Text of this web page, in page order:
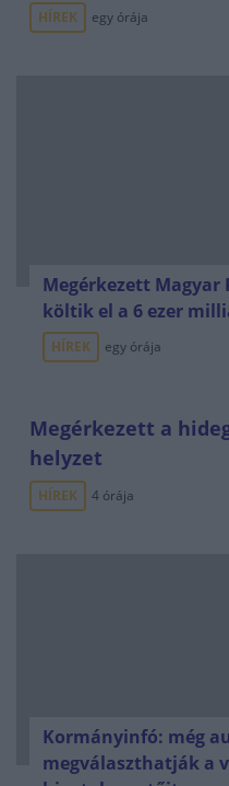
HÍREK egy órája
Megérkezett Magyar
költik el a 6 ezer
HÍREK egy órája
Megérkezett a
helyzet
HÍREK 4 órája
Kormányinfó: még
megválaszthatják a